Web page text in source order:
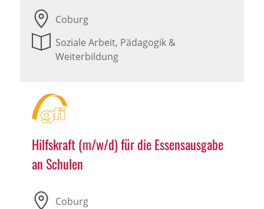
Coburg
Soziale Arbeit, Pädagogik &
Weiterbildung
Hilfskraft (m/w/d) für die Essensausgabe
an Schulen
Coburg